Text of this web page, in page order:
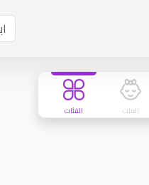
البنات الفئات